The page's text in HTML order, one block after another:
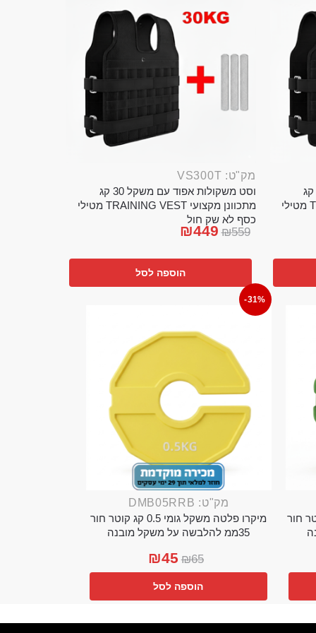
וסט משקולות אפוד עם משקל 20 קג
מתכוונן מקצועי TRAINING VEST מטילי
מק"ט: VS300T
וסט משקולות אפוד עם משקל 30 קג
מתכוונן מקצועי TRAINING VEST מטילי
כסף לא שק חול
₪559
₪449
הוספה לסל
0.25 קג קוטר חור
-31%
מק"ט: DMB05RRB
מיקרו פלטה משקל גומי 0.5 קג קוטר חור
35ממ להלבשה על משקל מובנה
₪65
₪45
הוספה לסל